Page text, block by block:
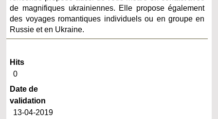
de magnifiques ukrainiennes. Elle propose également
des voyages romantiques individuels ou en groupe en
Russie et en Ukraine.
Hits
0
Date de
validation
13-04-2019